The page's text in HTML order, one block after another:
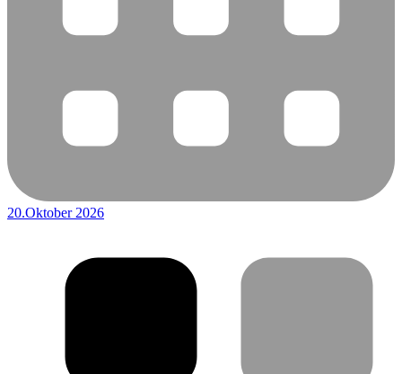
20.Oktober 2026